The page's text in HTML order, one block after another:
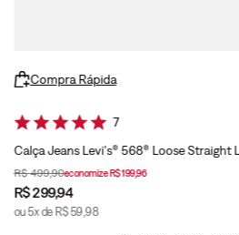
Compra Rápida
7
Calça Jeans Levi's® 568® Loose Straight
R$ 499,90economizeR$199,96
R$299,94
ou5x de R$ 59,98